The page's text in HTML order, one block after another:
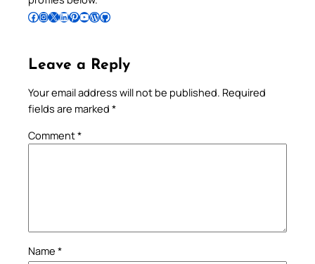
Follow Pradeep on Facebook Follow Pradeep on InstagramFollow Pradeep on X Follow Pradeep on LinkedIn Follow Pradeep on Pinterest Subscribe to Pradeep’s Youtube Channel Follow Pradeep on WordPress Follow Pradeep on GitHub
Leave a Reply
Your email address will not be published. Required
fields are marked *
Comment*
Name *